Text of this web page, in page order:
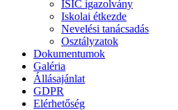
ISIC igazolvány
Iskolai étkezde
Nevelési tanácsadás
Osztályzatok
Dokumentumok
Galéria
Állásajánlat
GDPR
Elérhetőség